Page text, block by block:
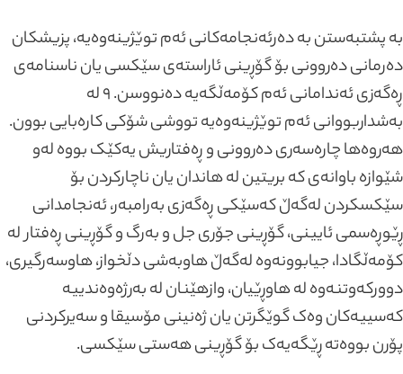
بە پشتبەستن بە دەرئەنجامەکانی ئەم توێژینەوەیە، پزیشکان
دەرمانی دەروونی بۆ گۆڕینی ئاراستەی سێکسی یان ناسنامەی
ڕەگەزی ئەندامانی ئەم کۆمەڵگەیە دەنووسن. ٩ لە
بەشداربووانی ئەم توێژینەوەیە تووشی شۆکی کارەبایی بوون.
هەروەها چارەسەری دەروونی و ڕەفتاریش یەکێک بووە لەو
شێوازە باوانەی کە بریتین لە هاندان یان ناچارکردن بۆ
سێکسکردن لەگەڵ کەسێکی ڕەگەزی بەرامبەر، ئەنجامدانی
ڕێوڕەسمی ئایینی، گۆڕینی جۆری جل و بەرگ و گۆڕینی ڕەفتار لە
کۆمەڵگادا، جیابوونەوە لەگەڵ هاوبەشی دڵخواز، هاوسەرگیری،
دوورکەوتنەوە لە هاوڕێیان، وازهێنان لە بەرژەوەندییە
کەسییەکان وەک گوێگرتن یان ژەنینی مۆسیقا و سەیرکردنی
پۆرن بووەتە ڕێگەیەک بۆ گۆڕینی هەستی سێکسی.